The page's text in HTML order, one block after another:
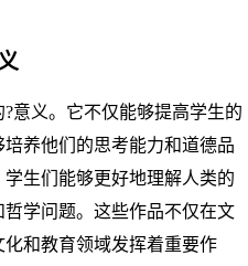
意义。它不仅能够提高学生的
养他们的思考能力和道德品
生们能够更好地理解人类的
学问题。这些作品不仅在文
和教育领域发挥着重要作